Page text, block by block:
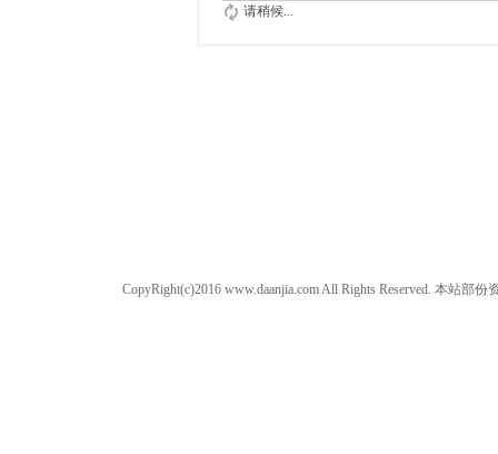
请稍候...
CopyRight(c)2016 www.daanjia.com All Rights Reserved. 本站